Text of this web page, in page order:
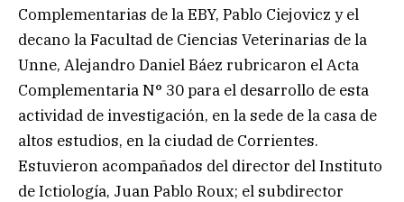
Complementarias de la EBY, Pablo Ciejovicz y el
decano la Facultad de Ciencias Veterinarias de la
Unne, Alejandro Daniel Báez rubricaron el Acta
Complementaria N° 30 para el desarrollo de esta
actividad de investigación, en la sede de la casa de
altos estudios, en la ciudad de Corrientes.
Estuvieron acompañados del director del Instituto
de Ictiología, Juan Pablo Roux; el subdirector